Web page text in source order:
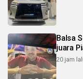
Balsa
juara
20 jam